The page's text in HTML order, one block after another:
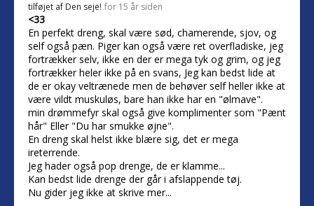
tilføjet af Den seje! for 15 år siden
<33
En perfekt dreng, skal være sød, chamerende, sjov, og
self også pæn. Piger kan også være ret overfladiske, jeg
fortrækker selv, ikke en der er mega tyk og grim, og jeg
fortrækker heler ikke på en svans, Jeg kan bedst lide at
de er okay veltrænede men de behøver self heller ikke at
være vildt muskuløs, bare han ikke har en "ølmave".
min drømmefyr skal også give komplimenter som "Pænt
hår" Eller "Du har smukke øjne".
En dreng skal helst ikke blære sig, det er mega
ireterrende.
Jeg hader også pop drenge, de er klamme...
Kan bedst lide drenge der går i afslappende tøj.
Nu gider jeg ikke at skrive mer...